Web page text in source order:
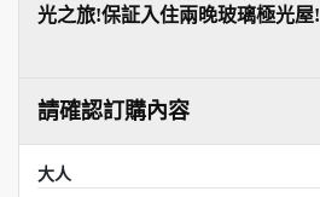
光之旅!保証入住兩晚玻璃極光屋!
請確認訂購內容
大人